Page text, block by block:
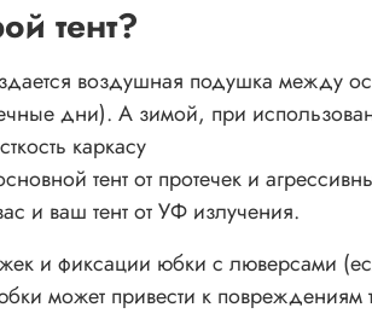
тент?
воздушная подушка между
дни). А зимой, при
каркасу
тент от протечек и
и ваш тент от УФ излучения.
и фиксации юбки с люверсами
может привести к